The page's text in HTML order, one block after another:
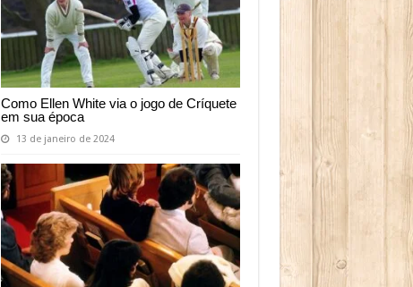
Como Ellen White via o jogo de Críquete
em sua época
13 de janeiro de 2024